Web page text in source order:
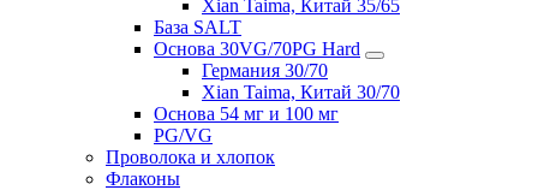
Xian Taima, Китай 35/65
База SALT
Основа 30VG/70PG Hard
Германия 30/70
Xian Taima, Китай 30/70
Основа 54 мг и 100 мг
PG/VG
Проволока и хлопок
Флаконы